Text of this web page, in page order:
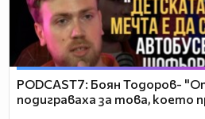
PODCAST7: ‪Боян Тодоров-
подиграваха за това, което